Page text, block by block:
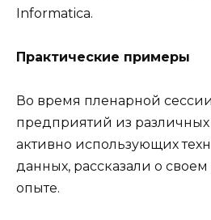
Informatica.
Практические примеры
Во время пленарной
предприятий из
активно использующих
данных, рассказали о
опыте.